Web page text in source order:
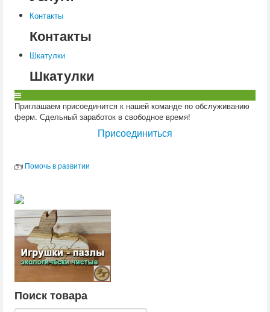
Узи аппараты для рыб
Узи аппараты для овец и коз (мрс)
Для копыт
Контакты
Контакты
Шкатулки
Шкатулки
Приглашаем присоединится к нашей команде по обслуживанию
ферм. Сдельный заработок в свободное время!
Присоединиться
Помочь в развитии
Поиск товара